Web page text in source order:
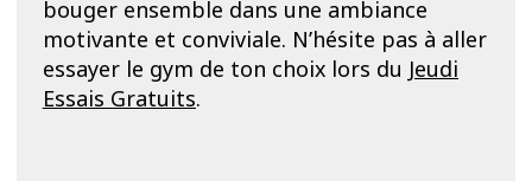
bouger ensemble dans une ambiance
motivante et conviviale. N’hésite pas à aller
essayer le gym de ton choix lors du Jeudi
Essais Gratuits.